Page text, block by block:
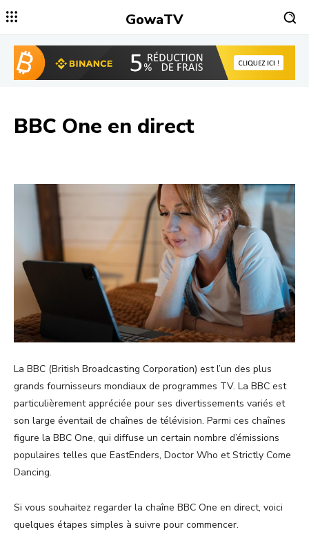
GowaTV
BBC One en direct
La BBC (British Broadcasting Corporation) est l’un des plus
grands fournisseurs mondiaux de programmes TV. La BBC est
particulièrement appréciée pour ses divertissements variés et
son large éventail de chaînes de télévision. Parmi ces chaînes
figure la BBC One, qui diffuse un certain nombre d’émissions
populaires telles que EastEnders, Doctor Who et Strictly Come
Dancing.
Si vous souhaitez regarder la chaîne BBC One en direct, voici
quelques étapes simples à suivre pour commencer.